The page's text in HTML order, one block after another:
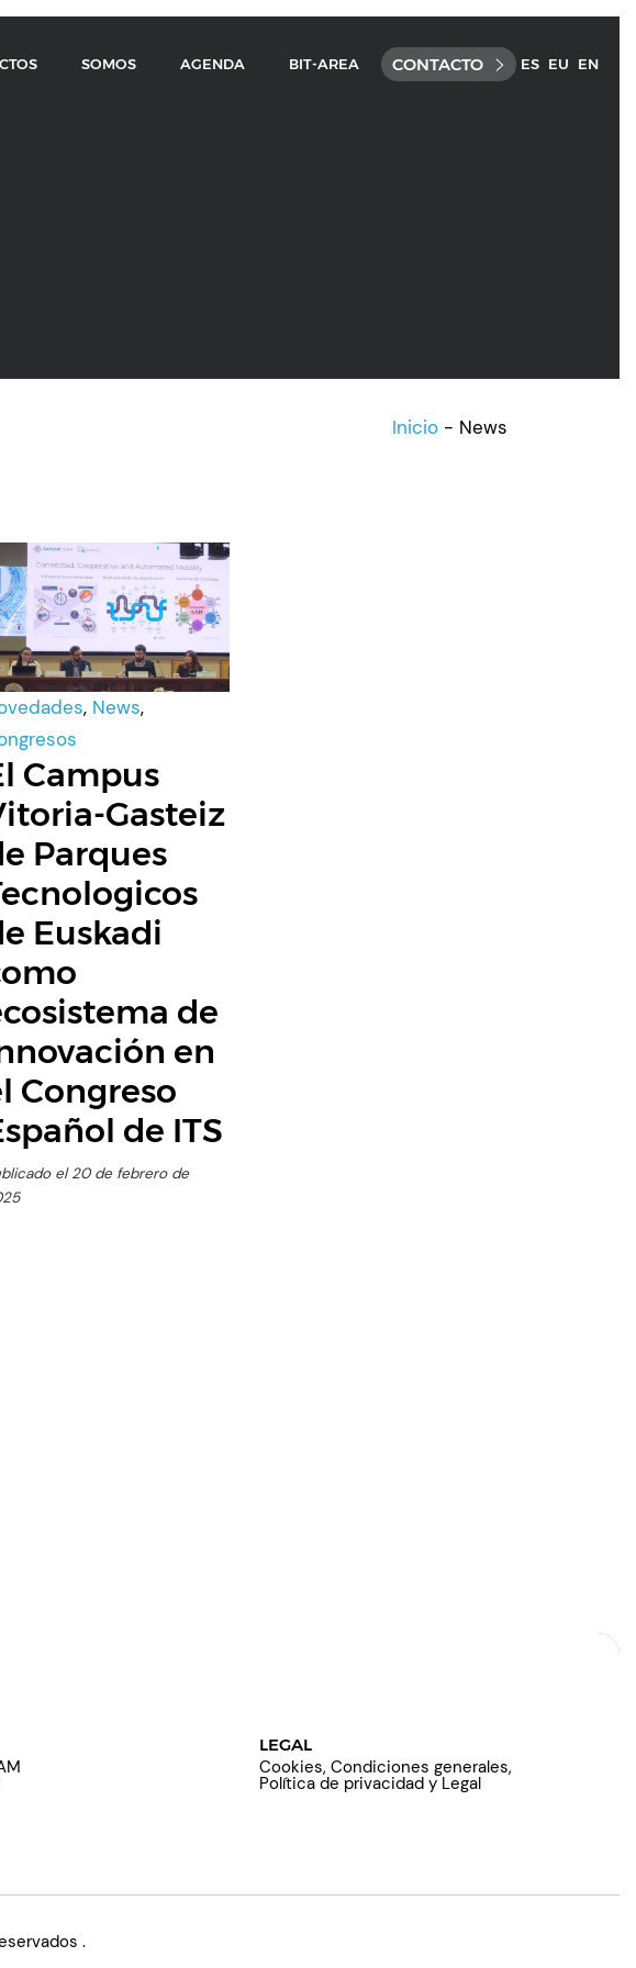
SOMOS AGENDA BIT-AREA CONTACTO ES EU EN
Inicio - News
, News,
Campus
Gasteiz
Parques
Euskadi
de
en
Congreso
de ITS
el 20 de febrero de
LEGAL
Cookies, Condiciones generales,
Política de privacidad y Legal
.